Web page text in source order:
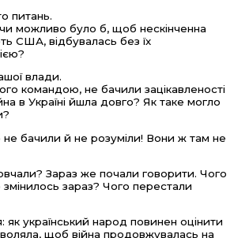
питань.
можливо було б, щоб нескінченна
США, відбувалась без їх
влади.
командою, не бачили зацікавленості
в Україні йшла довго? Як таке могло
бачили й не розуміли! Вони ж там не
Зараз же почали говорити. Чого
зараз? Чого перестали
як український народ повинен оцінити
щоб війна продовжувалась на